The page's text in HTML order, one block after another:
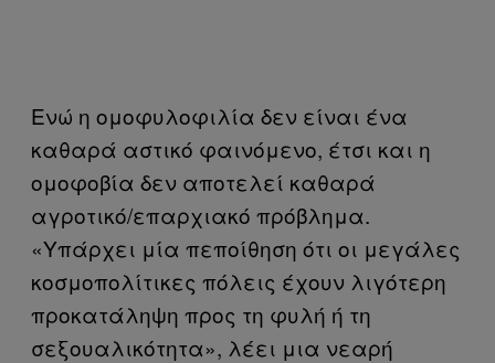
Ενώ η ομοφυλοφιλία δεν είναι ένα
καθαρά αστικό φαινόμενο, έτσι και η
ομοφοβία δεν αποτελεί καθαρά
αγροτικό/επαρχιακό πρόβλημα.
«Υπάρχει μία πεποίθηση ότι οι μεγάλες
κοσμοπολίτικες πόλεις έχουν λιγότερη
προκατάληψη προς τη φυλή ή τη
σεξουαλικότητα», λέει μια νεαρή